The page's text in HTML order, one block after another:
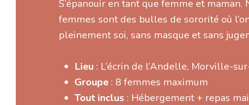
S’épanouir en tant que femme et maman.
femmes sont des bulles de sororité où
pleinement soi, sans masque et sans
Lieu : L’écrin de l’Andelle, Morville-
Groupe: 8 femmes maximum
Tout inclus : Hébergement + repas